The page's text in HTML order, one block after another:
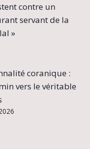
contre un
servant de la
»
coranique :
vers le véritable